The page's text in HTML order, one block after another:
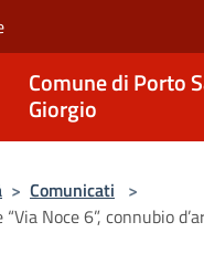
Comune di Porto
Giorgio
> Comunicati >
Noce 6”, connubio